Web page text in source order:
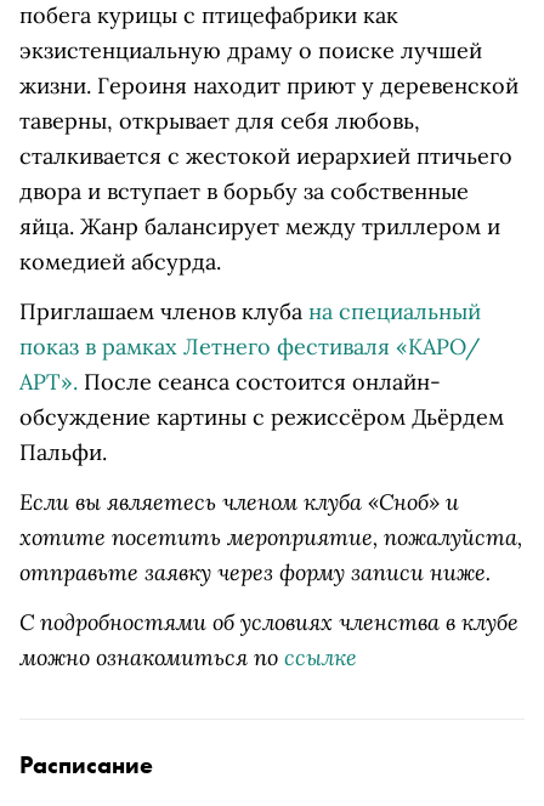
побега курицы с птицефабрики как
экзистенциальную драму о поиске лучшей
жизни. Героиня находит приют у деревенской
таверны, открывает для себя любовь,
сталкивается с жестокой иерархией птичьего
двора и вступает в борьбу за собственные
яйца. Жанр балансирует между триллером и
комедией абсурда.
Приглашаем членов клуба на специальный
показ в рамках Летнего фестиваля «КАРО/
АРТ». После сеанса состоится онлайн-
обсуждение картины с режиссёром Дьёрдем
Пальфи.
Если вы являетесь членом клуба «Сноб» и
хотите посетить мероприятие, пожалуйста,
отправьте заявку через форму записи ниже.
С подробностями об условиях членства в клубе
можно ознакомиться по ссылке
Расписание